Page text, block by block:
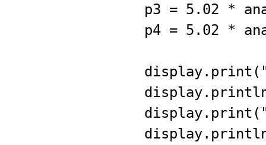
p3 = 5.02 *
p4 = 5.02 *